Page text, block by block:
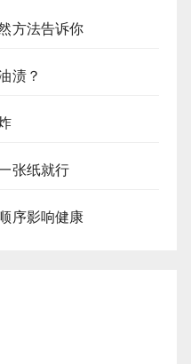
方法告诉你
渍？
张纸就行
序影响健康